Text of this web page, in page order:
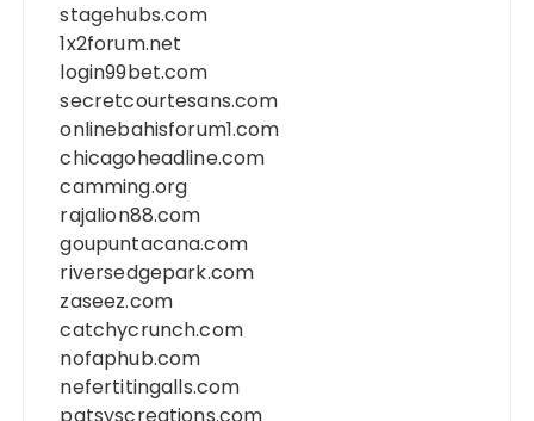
stagehubs.com
1x2forum.net
login99bet.com
secretcourtesans.com
onlinebahisforum1.com
chicagoheadline.com
camming.org
rajalion88.com
goupuntacana.com
riversedgepark.com
zaseez.com
catchycrunch.com
nofaphub.com
nefertitingalls.com